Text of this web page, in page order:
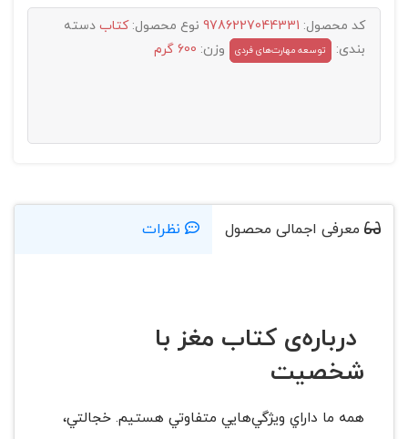
کد محصول: 9786227044331 نوع محصول:کتاب دسته
بندی:
توسعه مهارت‌های فردی وزن: 600 گرم
معرفی اجمالی محصول نظرات
درباره‌ی کتاب مغز با
شخصیت
همه ما داراي ويژگي‌هايي متفاوتي هستيم. خجالتي،